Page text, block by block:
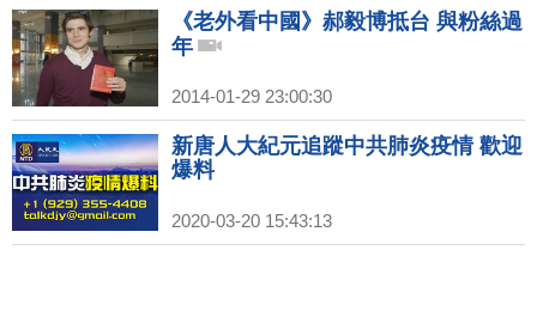
《老外看中國》郝毅博抵台 與粉絲過
年
2014-01-29 23:00:30
新唐人大紀元追蹤中共肺炎疫情 歡迎
爆料
2020-03-20 15:43:13